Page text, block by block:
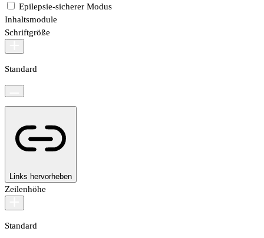
Epilepsie-sicherer Modus
Inhaltsmodule
Schriftgröße
Standard
Links hervorheben
Zeilenhöhe
Standard